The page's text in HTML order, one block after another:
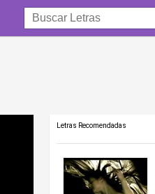
Letras Recomendadas